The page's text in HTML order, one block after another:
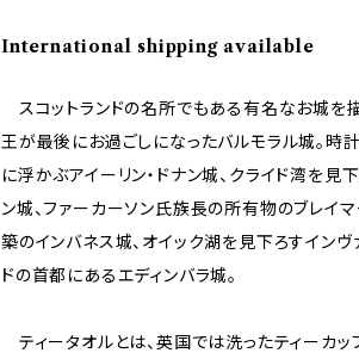
International shipping available
スコットランドの名所でもある有名なお城を
王が最後にお過ごしになったバルモラル城。時
に浮かぶアイーリン・ドナン城、クライド湾を
ン城、ファーカーソン氏族長の所有物のブレイ
築のインバネス城、オイック湖を見下ろすイン
ドの首都にあるエディンバラ城。
ティータオルとは、英国では洗ったティーカ